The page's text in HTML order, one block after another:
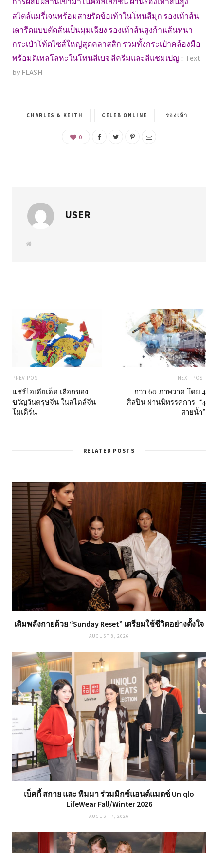
สไตล์แมรี่เจนพร้อมสายรัดข้อเท้าในโทนสีมุก รองเท้าส้น
เตารีดแบบตัดส้นเป็นมุมเฉียง รองเท้าส้นสูงก้านส้นหนา
กระเป๋าโท้ตไซส์ใหญ่สุดคลาสสิก รวมทั้งกระเป๋าคล้องมือ
พร้อมดีเทลโลหะในโทนสีเบจ สีครีมและสีแชมเปญ :: Text
by FLASH
CHARLES & KEITH CELEB ONLINE รองเท้า
0
USER
W
PREV POST
แชร์ไอเดียเด็ด เลือกของ
ขวัญวันตรุษจีน ในสไตล์จีน
โมเดิร์น
NEXT POST
กว่า 60 ภาพวาด โดย 4
ศิลปิน ผ่านนิทรรศการ “4
สายน้ำ”
RELATED POSTS
เติมพลังกายด้วย “Sunday Reset” เตรียมใช้ชีวิตอย่างตั้งใจ
AUGUST 8, 2026
เบ็คกี้ สกาย และ พิมมา ร่วมมิกซ์แอนด์แมตช์ Uniqlo
LifeWear Fall/Winter 2026
AUGUST 7, 2026